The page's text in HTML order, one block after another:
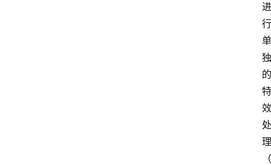
进
行
单
独
的
特
效
处
理
（